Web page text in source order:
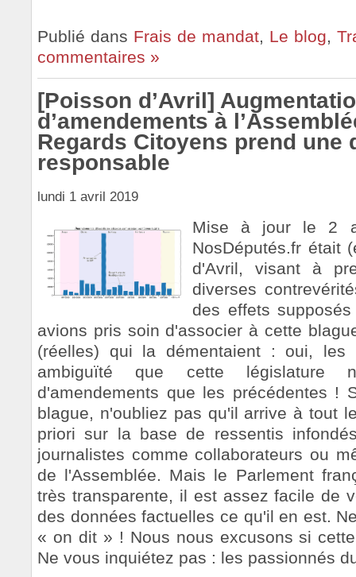
Publié dans Frais de mandat, Le blog,
commentaires »
[Poisson d’Avril]
d’amendements à
Regards Citoyens prend une
responsable
lundi 1 avril 2019
Mise à jour le 2
NosDéputés.fr était
d'Avril, visant à
diverses
des effets
avions pris soin d'associer à cette
(réelles) qui la démentaient : oui, les
ambiguïté que cette législature
d'amendements que les précédentes !
blague, n'oubliez pas qu'il arrive à tout
priori sur la base de ressentis
journalistes comme collaborateurs ou
de l'Assemblée. Mais le Parlement
très transparente, il est assez facile de
des données factuelles ce qu'il en est.
« on dit » ! Nous nous excusons si
Ne vous inquiétez pas : les passionnés